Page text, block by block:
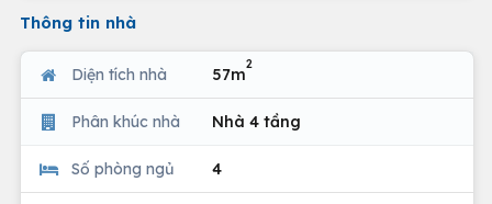
Thông tin nhà
Diện tích nhà 57m
2
Phân khúc nhà Nhà 4 tầng
Số phòng ngủ 4